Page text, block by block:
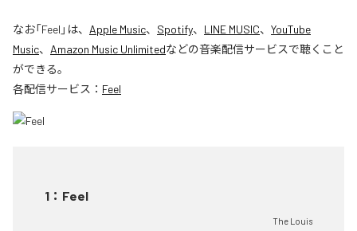
なお「Feel 」は、 Apple Music、 Spotify、 LINE MUSIC、 YouTube
Music、 Amazon Music Unlimitedなどの音楽配信サービスで聴くこと
ができる。
各配信サービス： Feel
1 ： Feel
The Louis